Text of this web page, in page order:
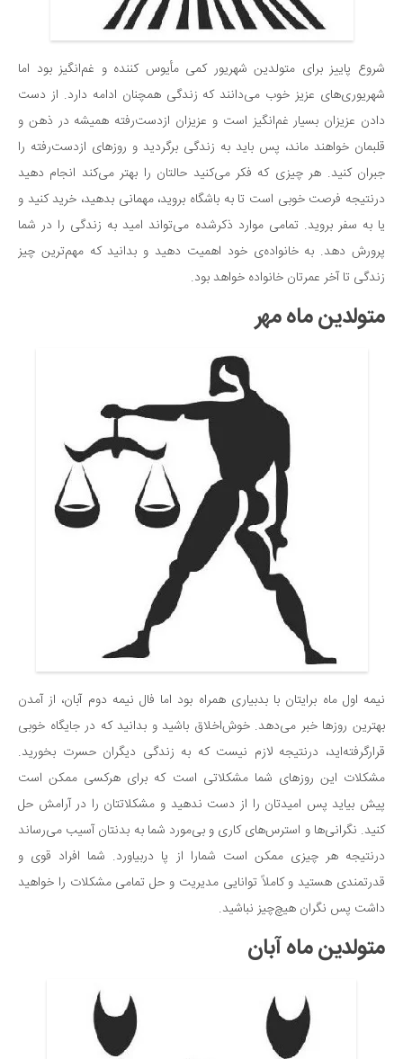
شروع پاییز برای متولدین شهریور کمی مأیوس کننده و غم‌انگیز بود اما
شهریوری‌های عزیز خوب می‌دانند که زندگی همچنان ادامه دارد. از دست
دادن عزیزان بسیار غم‌انگیز است و عزیزان ازدست‌رفته همیشه در ذهن و
قلبمان خواهند ماند، پس باید به زندگی برگردید و روزهای ازدست‌رفته را
جبران کنید. هر چیزی که فکر می‌کنید حالتان را بهتر می‌کند انجام دهید
درنتیجه فرصت خوبی است تا به باشگاه بروید، مهمانی بدهید، خرید کنید و
یا به سفر بروید. تمامی موارد ذکرشده می‌تواند امید به زندگی را در شما
پرورش دهد. به خانواده‌ی خود اهمیت دهید و بدانید که مهم‌ترین چیز
زندگی تا آخر عمرتان خانواده خواهد بود.
متولدین ماه مهر
نیمه‌ اول ماه برایتان با بدبیاری همراه بود اما فال نیمه‌ دوم آبان، از آمدن
بهترین روزها خبر می‌دهد. خوش‌اخلاق باشید و بدانید که در جایگاه خوبی
قرارگرفته‌اید، درنتیجه لازم نیست که به زندگی دیگران حسرت بخورید.
مشکلات این روزهای شما مشکلاتی است که برای هرکسی ممکن است
پیش بیاید پس امیدتان را از دست ندهید و مشکلاتتان را در آرامش حل
کنید. نگرانی‌ها و استرس‌های کاری و بی‌مورد شما به بدنتان آسیب می‌رساند
درنتیجه هر چیزی ممکن است شمارا از پا دربیاورد. شما افراد قوی و
قدرتمندی هستید و کاملاً توانایی مدیریت و حل تمامی مشکلات را خواهید
داشت پس نگران هیچ‌چیز نباشید.
متولدین ماه آبان